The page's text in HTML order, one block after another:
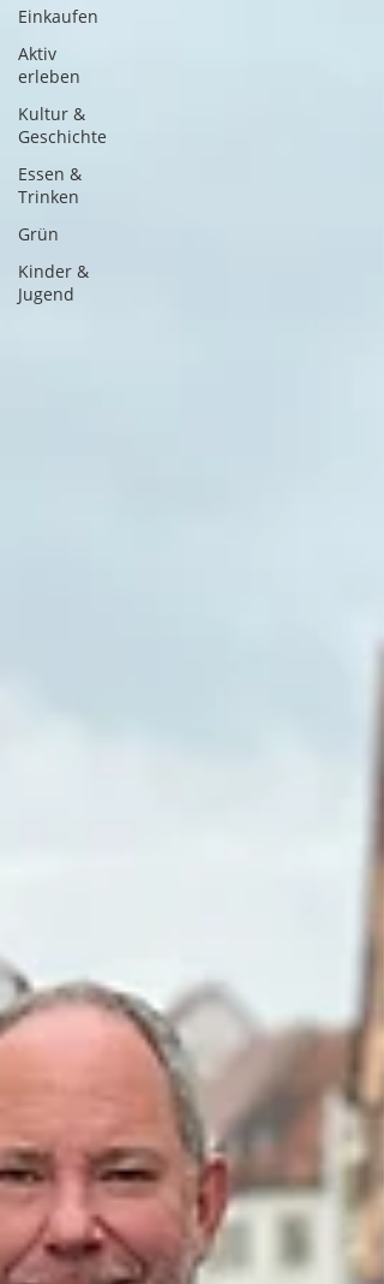
Einkaufen
Aktiv
erleben
Kultur &
Geschichte
Essen &
Trinken
Grün
Kinder &
Jugend